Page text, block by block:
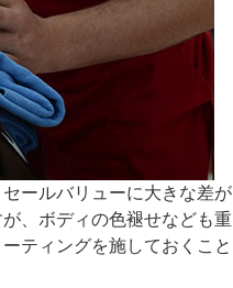
ールバリューに大きな差が
、ボディの色褪せなども重
ティングを施しておくこと